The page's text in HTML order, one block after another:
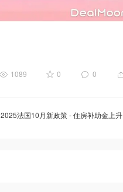
1089 0 0
2025法国10月新政策 - 住房补助金上升、MaPrimeRénov回归、电动车补贴上升！